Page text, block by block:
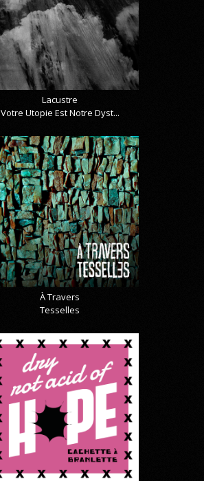
Lacustre
Votre Utopie Est Notre Dyst...
À Travers
Tesselles